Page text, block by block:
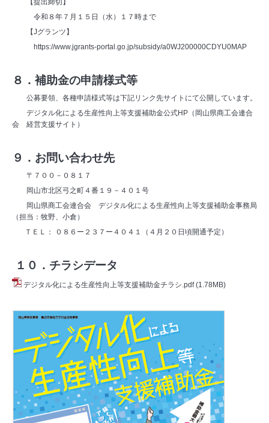
令和８年７月１５日（水）１７時まで
【Jグランツ】
https://www.jgrants-portal.go.jp/subsidy/a0WJ200000CDYU0MAP
８．補助金の申請様式等
公募要領、各種申請様式等は下記リンク先サイトにて公開しています。
デジタル化による生産性向上等支援補助金公式HP （岡山県商工会連合
会 経営支援サイト）
９．お問い合わせ先
〒７００－０８１７
岡山市北区弓之町４番１９－４０１号
岡山県商工会連合会 デジタル化による生産性向上等支援補助金事務局
（担当：牧野、小倉）
ＴＥＬ： ０８６ー２３７ー４０４１
（４月２０日頃開通予定）
１０．チラシデータ
デジタル化による生産性向上等支援補助金チラシ.pdf (1.78MB)